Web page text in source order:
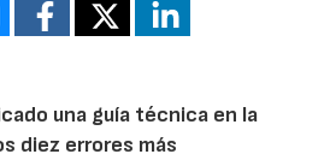
una guía técnica en la
diez errores más